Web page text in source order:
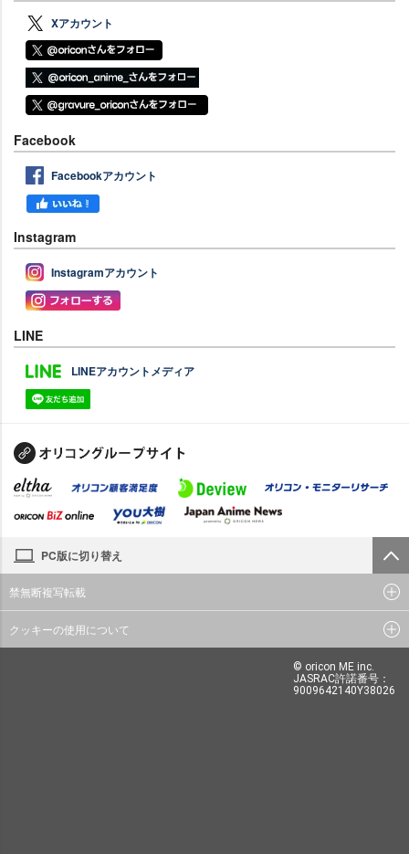
Xアカウント
Facebook
Facebookアカウント
Instagram
Instagramアカウント
LINE
LINEアカウントメディア
PC版に切り替え
禁無断複写転載
クッキーの使用について
© oricon ME inc.
JASRAC許諾番号：
9009642140Y38026